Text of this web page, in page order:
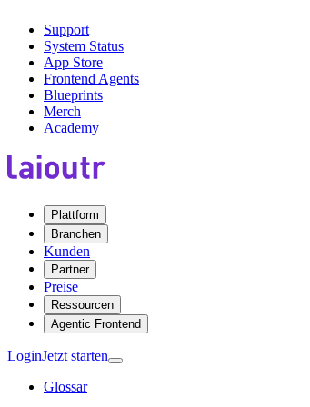
Support
System Status
App Store
Frontend Agents
Blueprints
Merch
Academy
Plattform
Branchen
Kunden
Partner
Preise
Ressourcen
Agentic Frontend
LoginJetzt starten
Glossar